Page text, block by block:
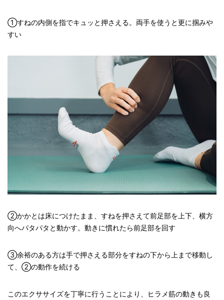
①すねの内側を指でキュッと押さえる。両手を使うと更に掴みや
すい
②かかとは床につけたまま、すねを押さえて前足部を上下、横方
向へパタパタと動かす。動きに慣れたら前足部を回す
③余裕のある方は手で押さえる部分をすねの下から上まで移動し
て、②の動作を続ける
このエクササイズを丁寧に行うことにより、ヒラメ筋の動きも良